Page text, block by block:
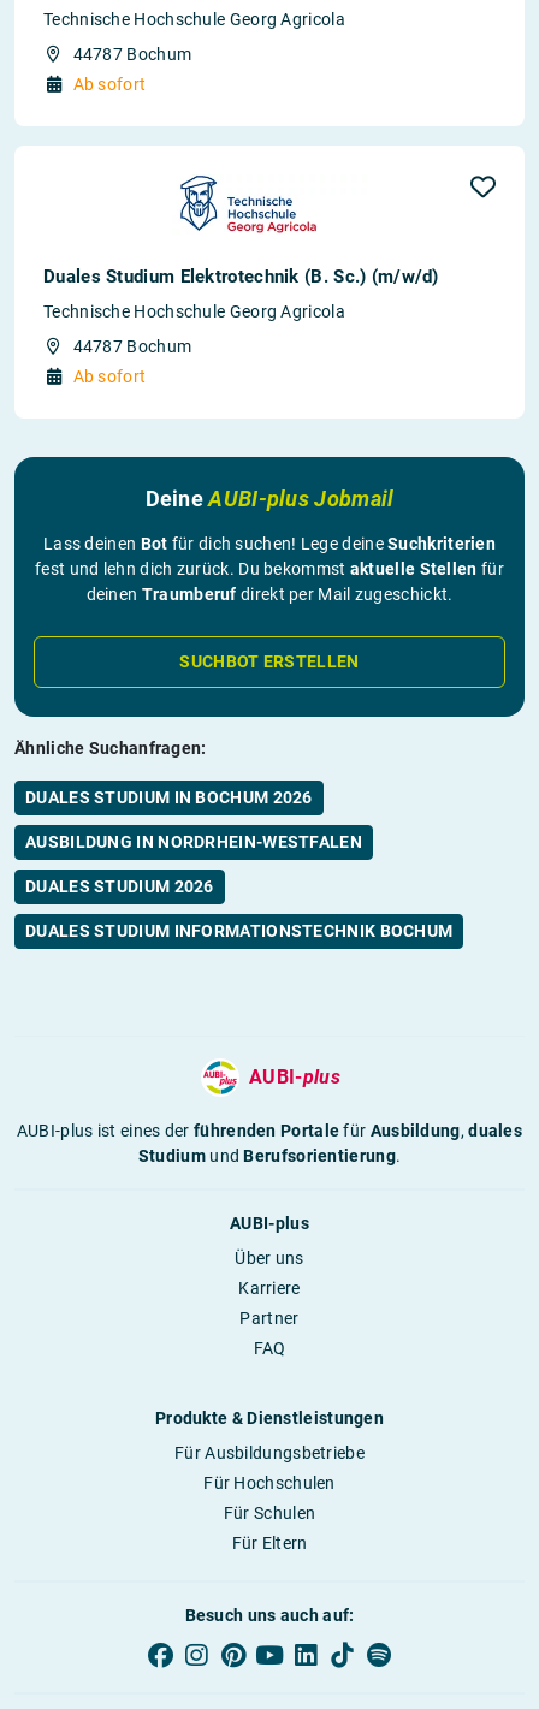
Technische Hochschule Georg Agricola
44787 Bochum
Ab sofort
Duales Studium Elektrotechnik (B. Sc.) (m/w/d)
Technische Hochschule Georg Agricola
44787 Bochum
Ab sofort
DeineAUBI-plus Jobmail
Lass deinen Bot für dich suchen! Lege deineSuchkriterien
fest und lehn dich zurück. Du bekommst aktuelle Stellen für
deinen Traumberuf direkt per Mail zugeschickt.
SUCHBOT ERSTELLEN
Ähnliche Suchanfragen:
DUALES STUDIUM IN BOCHUM 2026
AUSBILDUNG IN NORDRHEIN-WESTFALEN
DUALES STUDIUM 2026
DUALES STUDIUM INFORMATIONSTECHNIK BOCHUM
AUBI-plus
AUBI-plus ist eines derführenden Portalefür Ausbildung,duales
StudiumundBerufsorientierung.
AUBI-plus
Über uns
Karriere
Partner
FAQ
Produkte & Dienstleistungen
Für Ausbildungsbetriebe
Für Hochschulen
Für Schulen
Für Eltern
Besuch uns auch auf: